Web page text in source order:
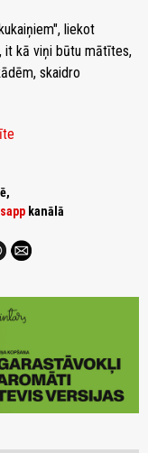
liekot
it kā viņi būtu mātītes,
skaidro
kanālā